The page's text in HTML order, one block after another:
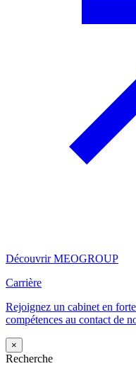
Découvrir MEOGROUP
Carrière
Rejoignez un cabinet en
compétences au contact de
×
Recherche